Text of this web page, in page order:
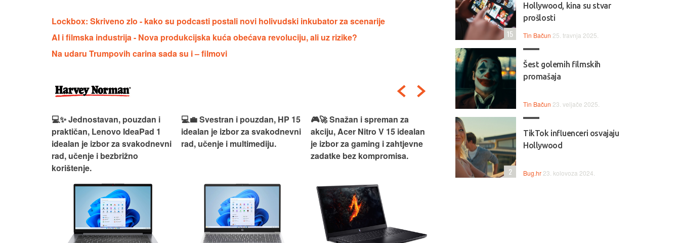
Lockbox: Skriveno zlo - kako su podcasti postali novi holivudski inkubator za scenarije
AI i filmska industrija - Nova produkcijska kuća obećava revoluciju, ali uz rizike?
Na udaru Trumpovih carina sada su i – filmovi
💻✨ Jednostavan, pouzdan i
praktičan, Lenovo IdeaPad 1
idealan je izbor za svakodnevni
rad, učenje i bezbrižno
korištenje.
💻💼 Svestran i pouzdan, HP 15
idealan je izbor za svakodnevni
rad, učenje i multimediju.
🎮🚀 Snažan i spreman za
akciju, Acer Nitro V 15 idealan
je izbor za gaming i zahtjevne
zadatke bez kompromisa.
🎯⚡ Snažan, brz i moderan,
Lenovo IdeaPad Slim 3 nudi
vrhunske performanse za
produktivnost, multitasking i
rad bez zastoja.
2‑in‑1 snaga, elegancija i
Hollywood, kina su stvar
prošlosti
Tin Bačun 25. travnja 2025.
15
Šest golemih filmskih
promašaja
Tin Bačun 23. veljače 2025.
TikTok influenceri osvajaju
Hollywood
Bug.hr 23. kolovoza 2024.
2